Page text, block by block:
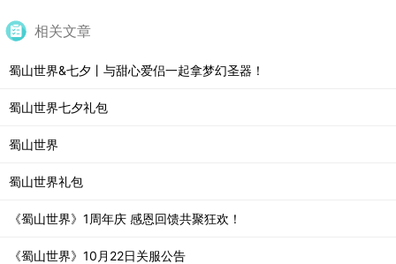
相关文章
蜀山世界&七夕丨与甜心爱侣一起拿梦幻圣器！
蜀山世界七夕礼包
蜀山世界
蜀山世界礼包
《蜀山世界》1周年庆 感恩回馈共聚狂欢！
《蜀山世界》10月22日关服公告